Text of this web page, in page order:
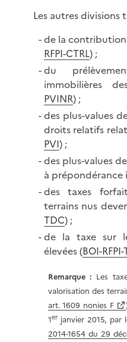
Les autres divisions
de la contribution
RFPI-CTRL) ;
du
immobilières
PVINR) ;
des plus-values
droits relatifs
PVI) ;
des plus-values
à prépondérance
des taxes
terrains nus
TDC) ;
de la taxe sur
élevées (BOI-RFPI-
Remarque : Les
valorisation des
art. 1609 nonies F
1erjanvier 2015, par
2014-1654 du 29